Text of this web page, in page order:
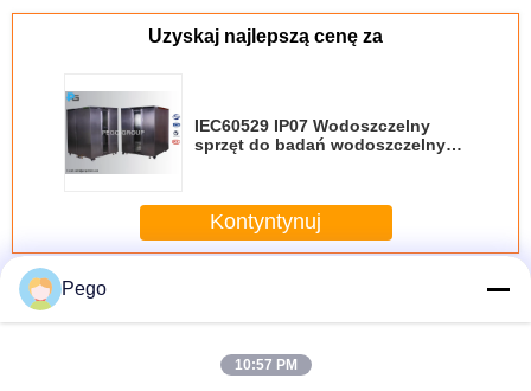
Uzyskaj najlepszą cenę za
IEC60529 IP07 Wodoszczelny
sprzęt do badań wodoszczelnych
Kontyntynuj
JeszczeSprzęt do testowania środowiska
Pego
10:57 PM